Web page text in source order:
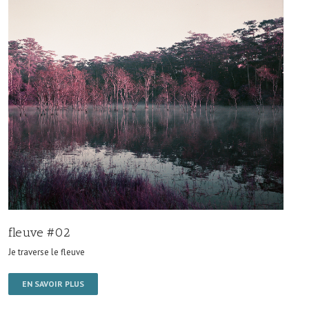
fleuve #02
Je traverse le fleuve
EN SAVOIR PLUS